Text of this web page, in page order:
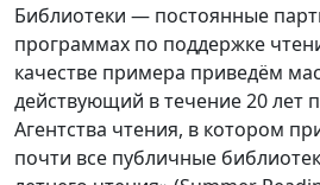
Библиотеки — постоянные
программах по поддержке
качестве примера приведём
действующий в течение 20 лет
Агентства чтения, в котором
почти все публичные